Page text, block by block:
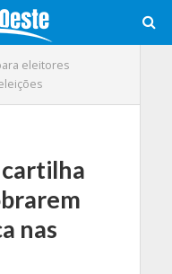
eleitores
cartilha
nas